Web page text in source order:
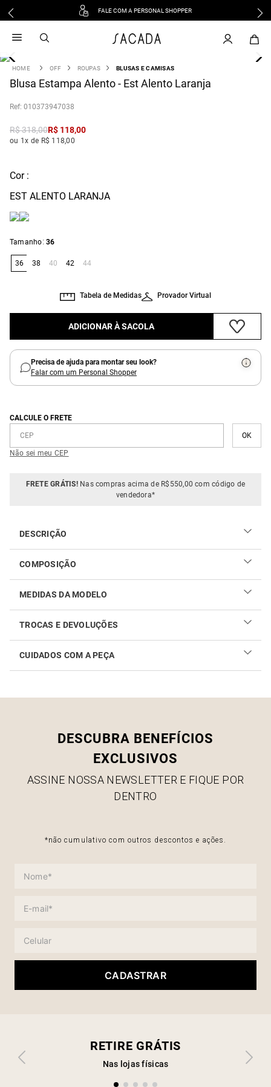
FALE COM A PERSONAL SHOPPER
OFF ROUPAS BLUSAS E CAMISAS
Blusa Estampa Alento - Est Alento Laranja
: 010373947038
R$318,00R$ 118,00
ou 1x de R$ 118,00
Cor :
EST ALENTO LARANJA
Tamanho: 36
36 38 40 42 44
Provador Virtual
Tabela de Medidas
ADICIONAR À SACOLA
Precisa de ajuda para montar seu look?
Falar com um Personal Shopper
CALCULE O FRETE
Não sei meu CEP
FRETE GRÁTIS!Nas compras acima de R$550,00 com código de
vendedora*
DESCRIÇÃO
Compre Blusa Estampa Alento SACADA, a loja que reflete as
grandes tendências e desejos atuais.
COMPOSIÇÃO
MEDIDAS DA MODELO
TROCAS E DEVOLUÇÕES
Realizar sua troca ou devolução é fácil. Confira maiores
informações nolink
CUIDADOS COM A PEÇA
DESCUBRA BENEFÍCIOS
EXCLUSIVOS
ASSINE NOSSA NEWSLETTER E FIQUE POR
DENTRO
*não cumulativo com outros descontos e ações.
CADASTRAR
RETIRE GRÁTIS
Nas lojas físicas
vestido
3 º blusa
º tricot
º macacão